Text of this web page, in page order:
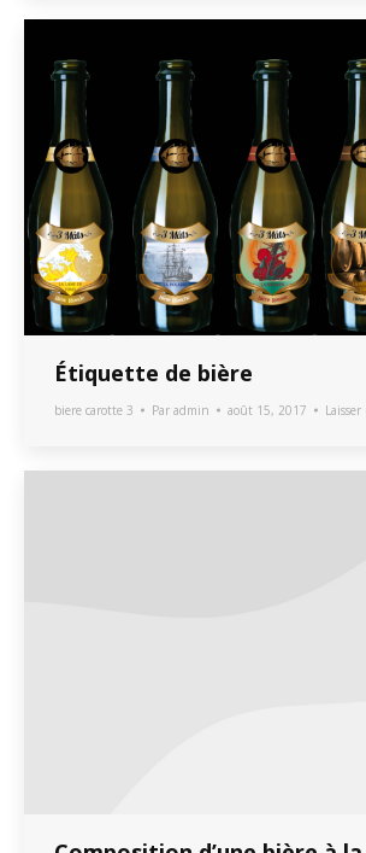
Étiquette de bière
biere carotte 3 Par admin août 15, 2017